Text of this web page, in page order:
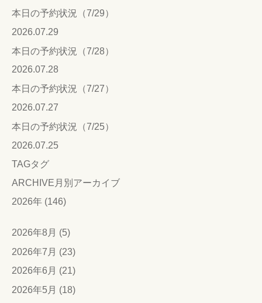
本日の予約状況（7/29）
2026.07.29
本日の予約状況（7/28）
2026.07.28
本日の予約状況（7/27）
2026.07.27
本日の予約状況（7/25）
2026.07.25
TAGタグ
ARCHIVE 月別アーカイブ
2026年 (146)
2026年8月 (5)
2026年7月 (23)
2026年6月 (21)
2026年5月 (18)